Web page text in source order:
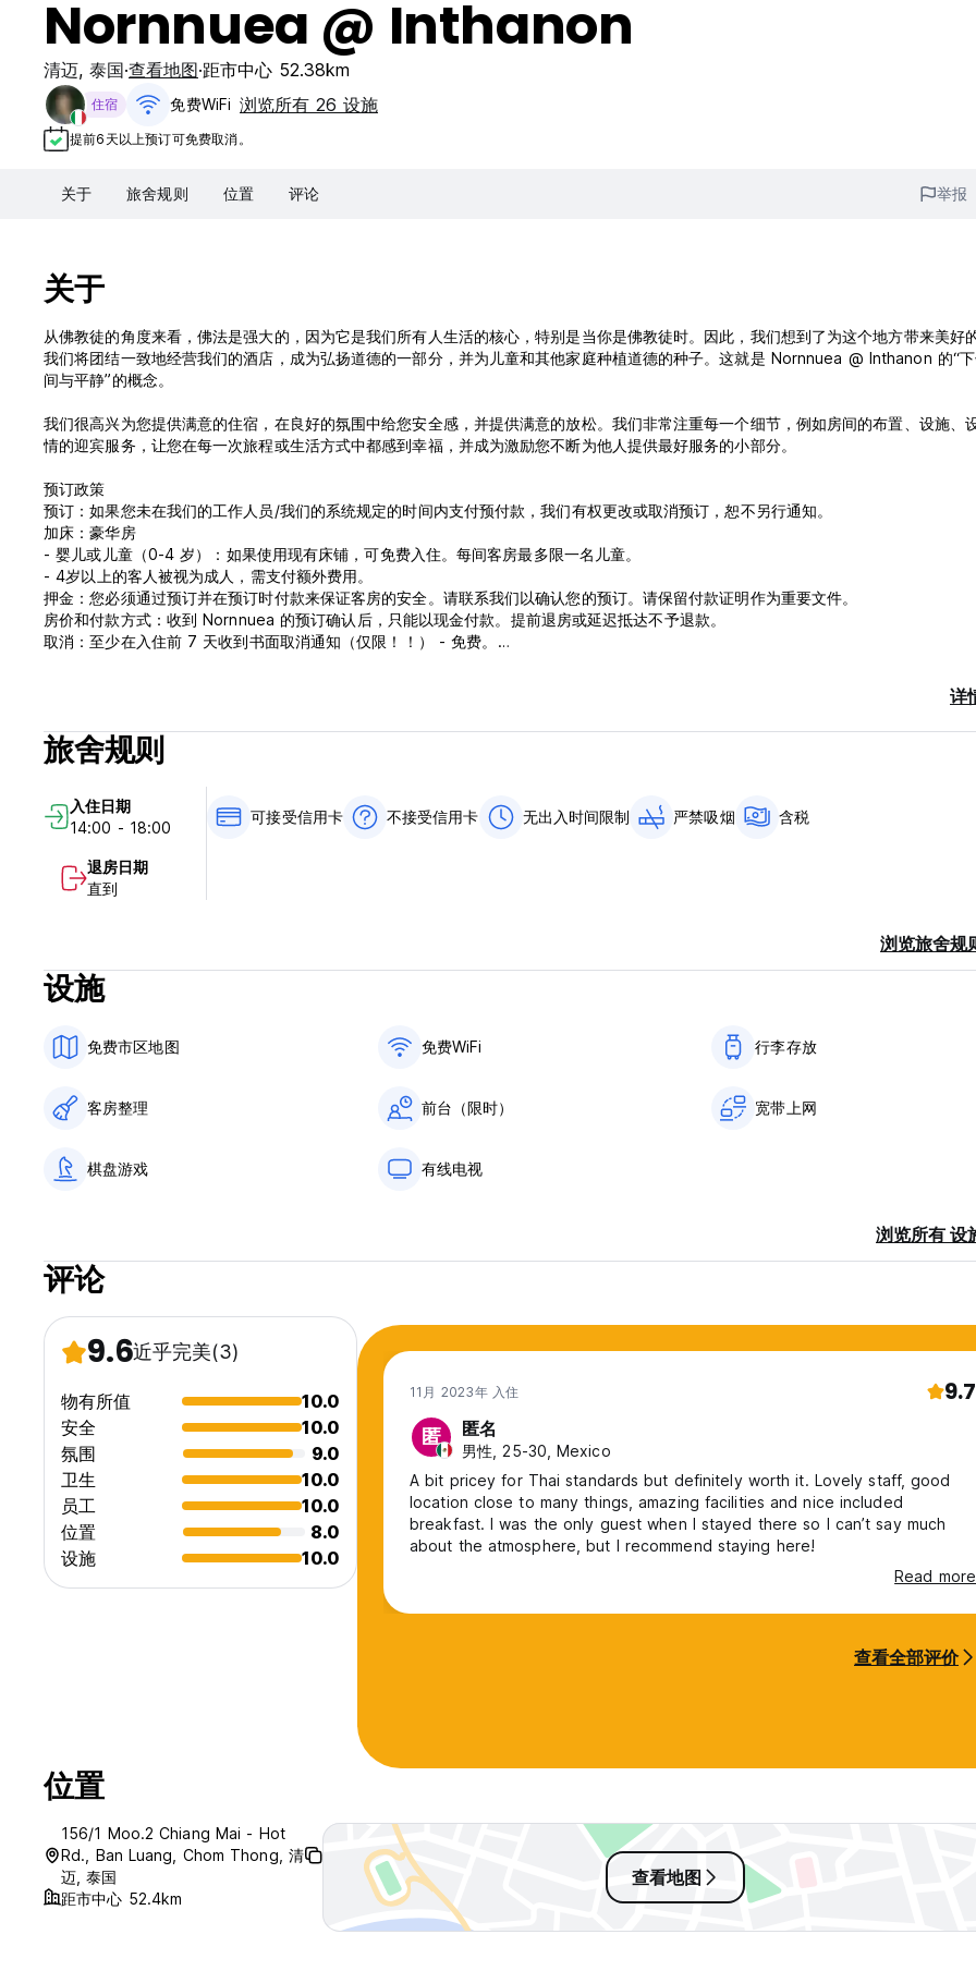
Nornnuea @ Inthanon
清迈, 泰国 查看地图 距市中心 52.38km
住宿 免费WiFi 浏览所有 26 设施
提前6天以上预订可免费取消。
关于 旅舍规则 位置 评论 举报
关于
从佛教徒的角度来看，佛法是强大的，因为它是我们所有人生活的核心，特别是当你是佛教徒时。因此，我们想到了为这个地方带来美好
我们将团结一致地经营我们的酒店，成为弘扬道德的一部分，并为儿童和其他家庭种植道德的种子。这就是 Nornnuea @ Inthanon 的“
间与平静”的概念。
我们很高兴为您提供满意的住宿，在良好的氛围中给您安全感，并提供满意的放松。我们非常注重每一个细节，例如房间的布置、设施、
情的迎宾服务，让您在每一次旅程或生活方式中都感到幸福，并成为激励您不断为他人提供最好服务的小部分。
预订政策
预订：如果您未在我们的工作人员/我们的系统规定的时间内支付预付款，我们有权更改或取消预订，恕不另行通知。
加床：豪华房
- 婴儿或儿童（0-4 岁）：如果使用现有床铺，可免费入住。每间客房最多限一名儿童。
- 4岁以上的客人被视为成人，需支付额外费用。
押金：您必须通过预订并在预订时付款来保证客房的安全。请联系我们以确认您的预订。请保留付款证明作为重要文件。
房价和付款方式：收到 Nornnuea 的预订确认后，只能以现金付款。提前退房或延迟抵达不予退款。
取消：至少在入住前 7 天收到书面取消通知（仅限！！） - 免费。
日期更改：如果我们在您入住前至少 7 天收到通知且首选房间仍有空房，则可以更改预订日期。仅当我们能够重新租用您的房间时，才会
少通知的转让日期。
入住/退房： 入住时间为 14:00 - 18:00。退房时间为中午 12 点（中午）。
我们欢迎所有的孩子。但我们不接受 18 岁以下的客人在没有父母陪同的情况下办理入住。
18:00 后退房需支付额外一晚的全额房费。 (Auto-translated from original language)
详
旅舍规则
入住日期
14:00 - 18:00
退房日期
直到
可接受信用卡 不接受信用卡 无出入时间限制 严禁吸烟 含税
浏览旅舍规
设施
免费市区地图 免费WiFi 行李存放
客房整理 前台（限时） 宽带上网
棋盘游戏 有线电视
浏览所有 设
评论
9.6近乎完美(3)
物有所值
10.0
安全
10.0
氛围
9.0
卫生
10.0
员工
10.0
位置
8.0
设施
10.0
11月 2023年 入住 9.7
匿 匿名
男性, 25-30, Mexico
A bit pricey for Thai standards but definitely worth it. Lovely staff, good
location close to many things, amazing facilities and nice included
breakfast. I was the only guest when I stayed there so I can’t say much
about the atmosphere, but I recommend staying here!
Read more
查看全部评价
位置
156/1 Moo.2 Chiang Mai - Hot
Rd., Ban Luang, Chom Thong, 清
迈, 泰国
距市中心 52.4km
查看地图